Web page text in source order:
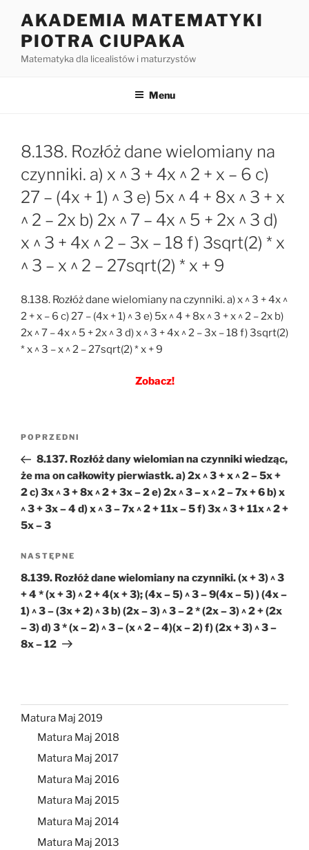
treści
AKADEMIA MATEMATYKI
PIOTRA CIUPAKA
Matematyka dla licealistów i maturzystów
Menu
8.138. Rozłóż dane wielomiany na
czynniki. a) x ^ 3 + 4x ^ 2 + x – 6 c)
27 – (4x + 1) ^ 3 e) 5x ^ 4 + 8x ^ 3 + x
^ 2 – 2x b) 2x ^ 7 – 4x ^ 5 + 2x ^ 3 d)
x ^ 3 + 4x ^ 2 – 3x – 18 f) 3sqrt(2) * x
^ 3 – x ^ 2 – 27sqrt(2) * x + 9
8.138. Rozłóż dane wielomiany na czynniki. a) x ^ 3 + 4x ^
2 + x – 6 c) 27 – (4x + 1) ^ 3 e) 5x ^ 4 + 8x ^ 3 + x ^ 2 – 2x b)
2x ^ 7 – 4x ^ 5 + 2x ^ 3 d) x ^ 3 + 4x ^ 2 – 3x – 18 f) 3sqrt(2)
* x ^ 3 – x ^ 2 – 27sqrt(2) * x + 9
Zobacz!
Nawigacja
Poprzedni
wpis
POPRZEDNI
8.137. Rozłóż dany wielomian na czynniki wiedząc,
że ma on całkowity pierwiastk. a) 2x ^ 3 + x ^ 2 – 5x +
2 c) 3x ^ 3 + 8x ^ 2 + 3x – 2 e) 2x ^ 3 – x ^ 2 – 7x + 6 b) x
^ 3 + 3x – 4 d) x ^ 3 – 7x ^ 2 + 11x – 5 f) 3x ^ 3 + 11x ^ 2 +
5x – 3
Następny
wpis
NASTĘPNE
8.139. Rozłóż dane wielomiany na czynniki. (x + 3) ^ 3
+ 4 * (x + 3) ^ 2 + 4(x + 3); (4x – 5) ^ 3 – 9(4x – 5) ) (4x –
1) ^ 3 – (3x + 2) ^ 3 b) (2x – 3) ^ 3 – 2 * (2x – 3) ^ 2 + (2x
– 3) d) 3 * (x – 2) ^ 3 – (x ^ 2 – 4)(x – 2) f) (2x + 3) ^ 3 –
8x – 12
Matura Maj 2019
Matura Maj 2018
Matura Maj 2017
Matura Maj 2016
Matura Maj 2015
Matura Maj 2014
Matura Maj 2013